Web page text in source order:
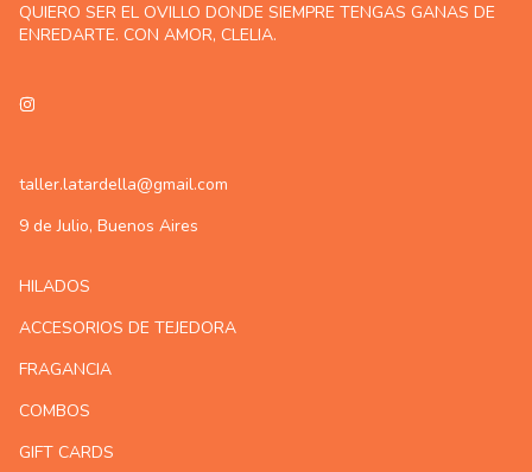
QUIERO SER EL OVILLO DONDE SIEMPRE TENGAS GANAS DE
ENREDARTE. CON AMOR, CLELIA.
taller.latardella@gmail.com
9 de Julio, Buenos Aires
HILADOS
ACCESORIOS DE TEJEDORA
FRAGANCIA
COMBOS
GIFT CARDS